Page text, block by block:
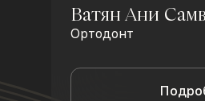
Ватян Ани
Ортодонт